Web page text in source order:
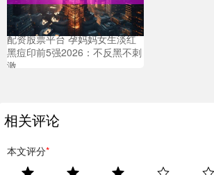
配资股票平台 孕妈妈女生淡红
黑痘印前5强2026：不反黑不刺
激
相关评论
本文评分*